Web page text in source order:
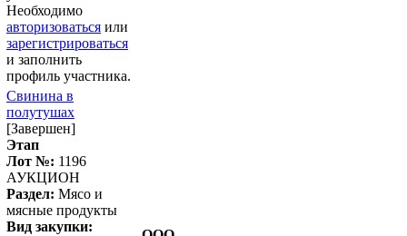
Необходимо
авторизоваться или
зарегистрироваться
и заполнить
профиль участника.
Свинина в
полутушах
[Завершен]
Этап
Лот №: 1196
АУКЦИОН
Раздел: Мясо и
мясные продукты
Вид закупки: